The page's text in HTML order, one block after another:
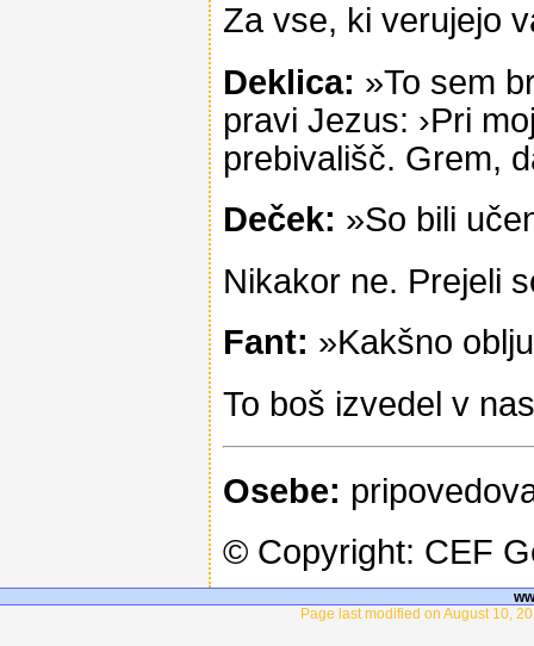
Za vse, ki verujejo
Deklica: »To sem
pravi Jezus: ›Pri
prebivališč. Grem,
Deček: »So bili
Nikakor ne. Prejeli
Fant: »Kakšno
To boš izvedel v
Osebe:
© Copyright: CEF
Page last modified on August 10,